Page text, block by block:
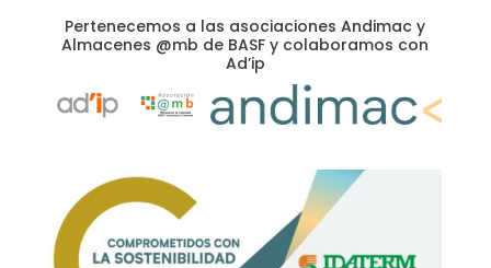
Pertenecemos a las asociaciones Andimac y
Almacenes @mb de BASF y colaboramos con
Ad’ip